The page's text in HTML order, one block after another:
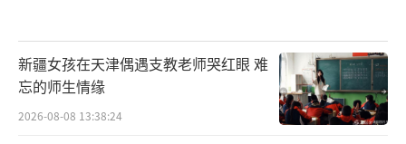
新疆女孩在天津偶遇支教老师哭红眼 难
忘的师生情缘
2026-08-08 13:38:24